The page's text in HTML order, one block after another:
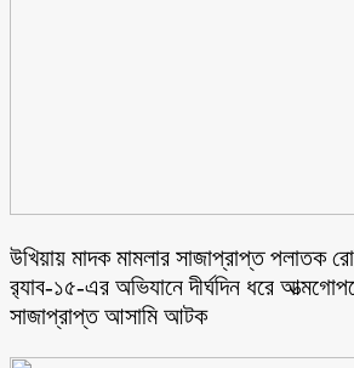
উখিয়ায় মাদক মামলার সাজাপ্রাপ্ত পলাতক
র‌্যাব-১৫-এর অভিযানে দীর্ঘদিন ধরে
সাজাপ্রাপ্ত আসামি আটক